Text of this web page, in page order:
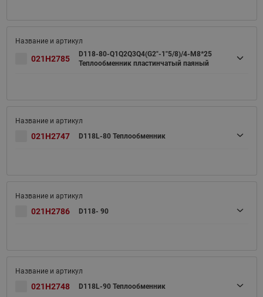
021H2785
D118-80-Q1Q2Q3Q4(G2"-1"5/8)/4-M8*25
Теплообменник пластинчатый паяный
021H2747 D118L-80 Теплообменник
021H2786 D118- 90
021H2748 D118L-90 Теплообменник